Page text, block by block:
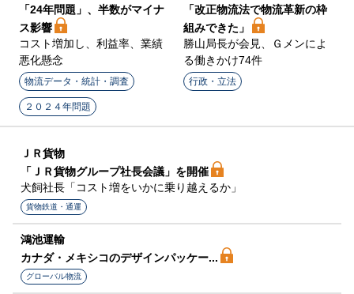
「24年問題」、半数がマイナ
ス影響
コスト増加し、利益率、業績
悪化懸念
物流データ・統計・調査
２０２４年問題
「改正物流法で物流革新の枠
組みできた」
勝山局長が会見、Ｇメンによ
る働きかけ74件
行政・立法
ＪＲ貨物
「ＪＲ貨物グループ社長会議」を開催
犬飼社長「コスト増をいかに乗り越えるか」
貨物鉄道・通運
鴻池運輸
カナダ・メキシコのデザインパッケー...
グローバル物流